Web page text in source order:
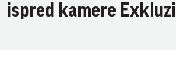
ispred kamere